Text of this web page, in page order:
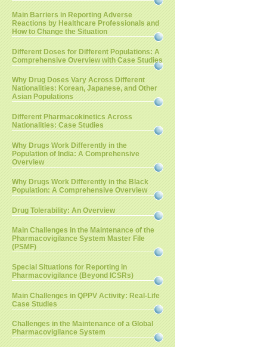
Main Barriers in Reporting Adverse
Reactions by Healthcare Professionals and
How to Change the Situation
Different Doses for Different Populations: A
Comprehensive Overview with Case Studies
Why Drug Doses Vary Across Different
Nationalities: Korean, Japanese, and Other
Asian Populations
Different Pharmacokinetics Across
Nationalities: Case Studies
Why Drugs Work Differently in the
Population of India: A Comprehensive
Overview
Why Drugs Work Differently in the Black
Population: A Comprehensive Overview
Drug Tolerability: An Overview
Main Challenges in the Maintenance of the
Pharmacovigilance System Master File
(PSMF)
Special Situations for Reporting in
Pharmacovigilance (Beyond ICSRs)
Main Challenges in QPPV Activity: Real-Life
Case Studies
Challenges in the Maintenance of a Global
Pharmacovigilance System